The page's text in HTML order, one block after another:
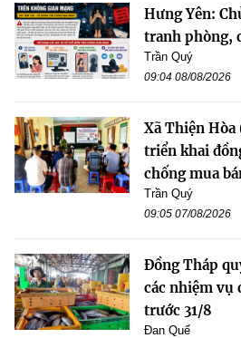
Hưng Yên:
tranh phòng,
Trần Quý
09:04 08/08/2026
Xã Thiện Hòa
triển khai
chống mua
Trần Quý
09:05 07/08/2026
Đồng Tháp
các nhiệm vụ
trước 31/8
Đan Quế